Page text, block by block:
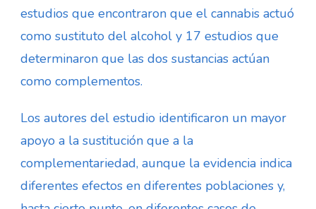
estudios que encontraron que el cannabis actuó
como sustituto del alcohol y 17 estudios que
determinaron que las dos sustancias actúan
como complementos.
Los autores del estudio identificaron un mayor
apoyo a la sustitución que a la
complementariedad, aunque la evidencia indica
diferentes efectos en diferentes poblaciones y,